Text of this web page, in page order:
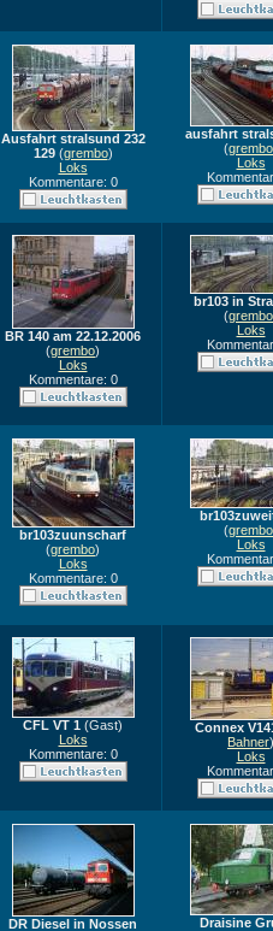
Ausfahrt stralsund 232
129(grembo)
Loks
Kommentare: 0
ausfahrt
(grembo
Loks
BR 140 am 22.12.2006
(grembo)
Loks
Kommentare: 0
br103 in
(grembo
Loks
br103zuunscharf
(grembo)
Loks
Kommentare: 0
(grembo
Loks
CFL VT 1 (Gast)
Loks
Kommentare: 0
Connex
Bahner)
Loks
DR Diesel in Nossen
Draisine